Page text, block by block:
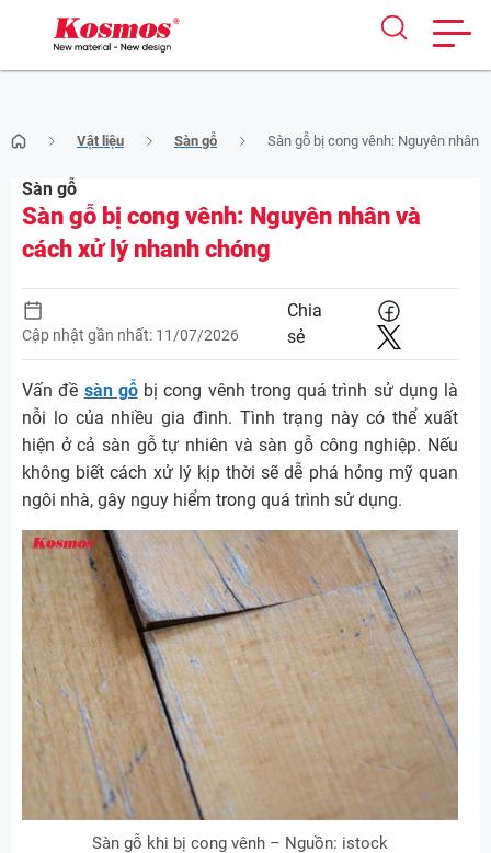
to
content
Vật liệu Sàn gỗ Sàn gỗ bị cong vênh: Nguyên nhân
Sàn gỗ
Sàn gỗ bị cong vênh: Nguyên nhân và
cách xử lý nhanh chóng
Cập nhật gần nhất: 11/07/2026
Chia
sẻ
Vấn đề sàn gỗbị cong vênh trong quá trình sử dụng là
nỗi lo của nhiều gia đình. Tình trạng này có thể xuất
hiện ở cả sàn gỗ tự nhiên và sàn gỗ công nghiệp. Nếu
không biết cách xử lý kịp thời sẽ dễ phá hỏng mỹ quan
ngôi nhà, gây nguy hiểm trong quá trình sử dụng.
Sàn gỗ khi bị cong vênh – Nguồn: istock